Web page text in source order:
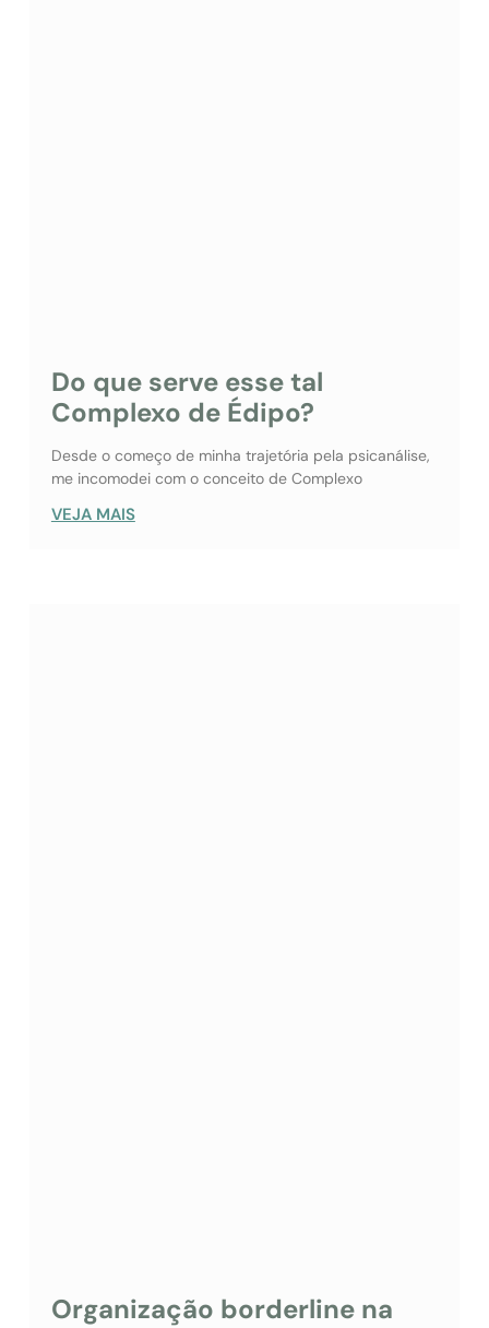
Do que serve esse tal
Complexo de Édipo?
Desde o começo de minha trajetória pela psicanálise,
me incomodei com o conceito de Complexo
VEJA MAIS
Organização borderline na